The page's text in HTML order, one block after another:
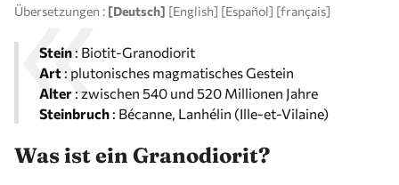
Übersetzungen : [Deutsch] [English] [Español] [français]
Stein: Biotit-Granodiorit
Art: plutonisches magmatisches Gestein
Alter : zwischen 540 und 520 Millionen Jahre
Steinbruch : Bécanne, Lanhélin (Ille-et-Vilaine)
Was ist ein Granodiorit?